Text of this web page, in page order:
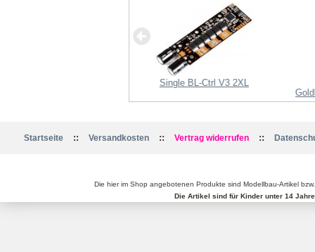
Single BL-Ctrl V3 2XL
Startseite :: Versandkosten :: Vertrag widerrufen ::
Die hier im Shop angebotenen Produkte sind Modellbau-Artikel
Die Artikel sind für Kinder unter 14